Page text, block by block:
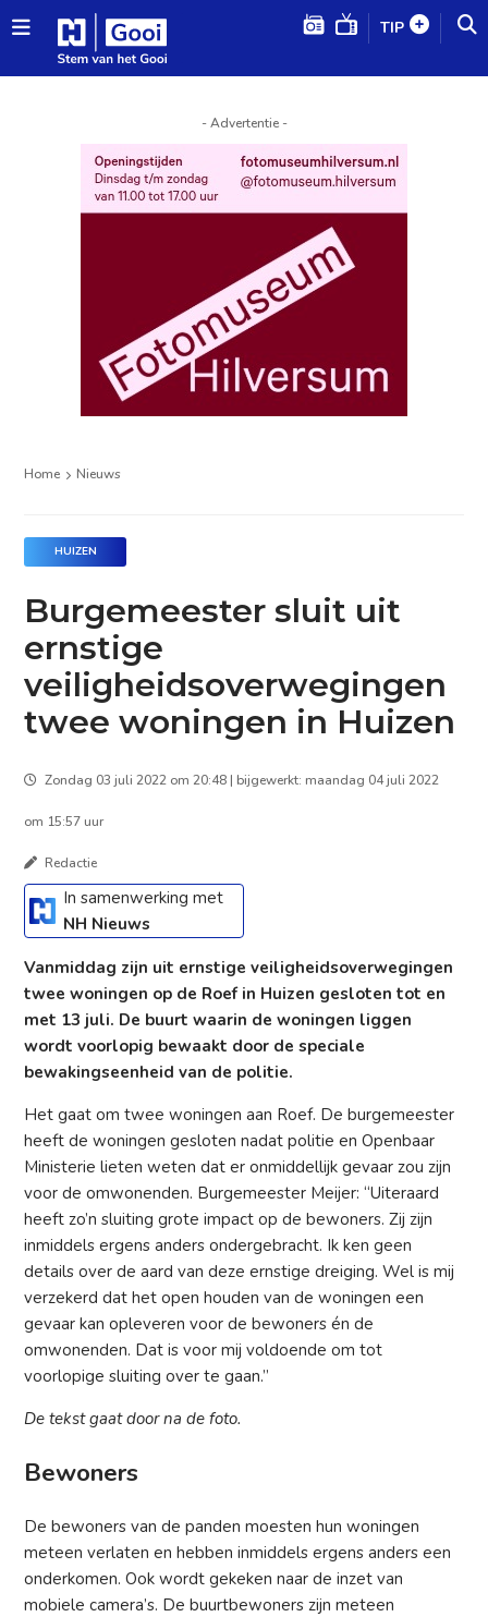
TIP
- Advertentie -
Home Nieuws
HUIZEN
Burgemeester sluit uit
ernstige
veiligheidsoverwegingen
twee woningen in Huizen
Zondag 03 juli 2022 om 20:48 | bijgewerkt: maandag 04 juli 2022
om 15:57 uur
Redactie
In samenwerking met
NH Nieuws
Vanmiddag zijn uit ernstige veiligheidsoverwegingen
twee woningen op de Roef in Huizen gesloten tot en
met 13 juli. De buurt waarin de woningen liggen
wordt voorlopig bewaakt door de speciale
bewakingseenheid van de politie.
Het gaat om twee woningen aan Roef. De burgemeester
heeft de woningen gesloten nadat politie en Openbaar
Ministerie lieten weten dat er onmiddellijk gevaar zou zijn
voor de omwonenden. Burgemeester Meijer: “Uiteraard
heeft zo’n sluiting grote impact op de bewoners. Zij zijn
inmiddels ergens anders ondergebracht. Ik ken geen
details over de aard van deze ernstige dreiging. Wel is mij
verzekerd dat het open houden van de woningen een
gevaar kan opleveren voor de bewoners én de
omwonenden. Dat is voor mij voldoende om tot
voorlopige sluiting over te gaan.”
De tekst gaat door na de foto.
Bewoners
De bewoners van de panden moesten hun woningen
meteen verlaten en hebben inmiddels ergens anders een
onderkomen. Ook wordt gekeken naar de inzet van
mobiele camera’s. De buurtbewoners zijn meteen